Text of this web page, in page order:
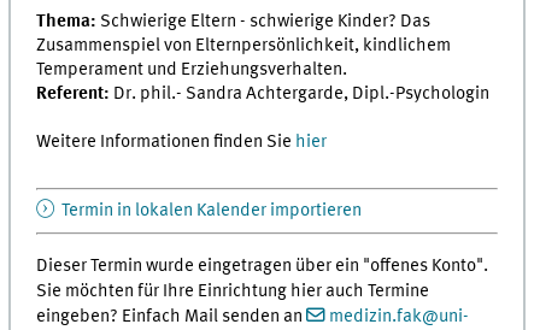
Thema: Schwierige Eltern - schwierige Kinder? Das
Zusammenspiel von Elternpersönlichkeit, kindlichem
Temperament und Erziehungsverhalten.
Referent: Dr. phil.- Sandra Achtergarde, Dipl.-Psychologin
Weitere Informationen finden Sie hier
Termin in lokalen Kalender importieren
Dieser Termin wurde eingetragen über ein "offenes Konto".
Sie möchten für Ihre Einrichtung hier auch Termine
eingeben? Einfach Mail senden an
medizin.fak@uni-